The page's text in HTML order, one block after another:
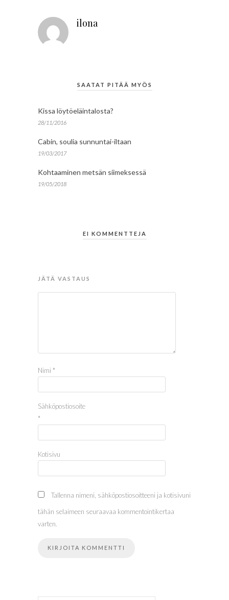
ilona
SAATAT PITÄÄ MYÖS
Kissa löytöeläintalosta?
28/11/2016
Cabin, soulia sunnuntai-iltaan
19/03/2017
Kohtaaminen metsän siimeksessä
19/05/2018
EI KOMMENTTEJA
JÄTÄ VASTAUS
Nimi *
Sähköpostiosoite
*
Kotisivu
Tallenna nimeni, sähköpostiosoitteeni ja kotisivuni
tähän selaimeen seuraavaa kommentointikertaa
varten.